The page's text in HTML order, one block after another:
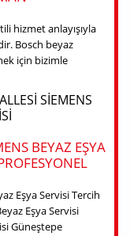
hizmet anlayışıyla
Bosch beyaz
için bizimle
SIEMENS
BEYAZ EŞYA
Eşya Servisi Tercih
Eşya Servisi
Güneştepe